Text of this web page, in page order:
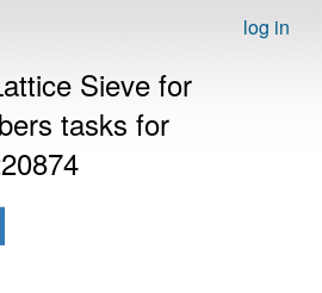
log in
Sieve for
tasks for